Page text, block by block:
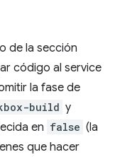
de la sección
código al service
la fase de
build y
en false (la
que hacer